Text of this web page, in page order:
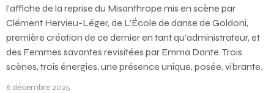
l’affiche de la reprise du Misanthrope mis en scène par
Clément Hervieu-Léger, de L’École de danse de Goldoni,
première création de ce dernier en tant qu’administrateur, et
des Femmes savantes revisitées par Emma Dante. Trois
scènes, trois énergies, une présence unique, posée, vibrante.
6 décembre 2025